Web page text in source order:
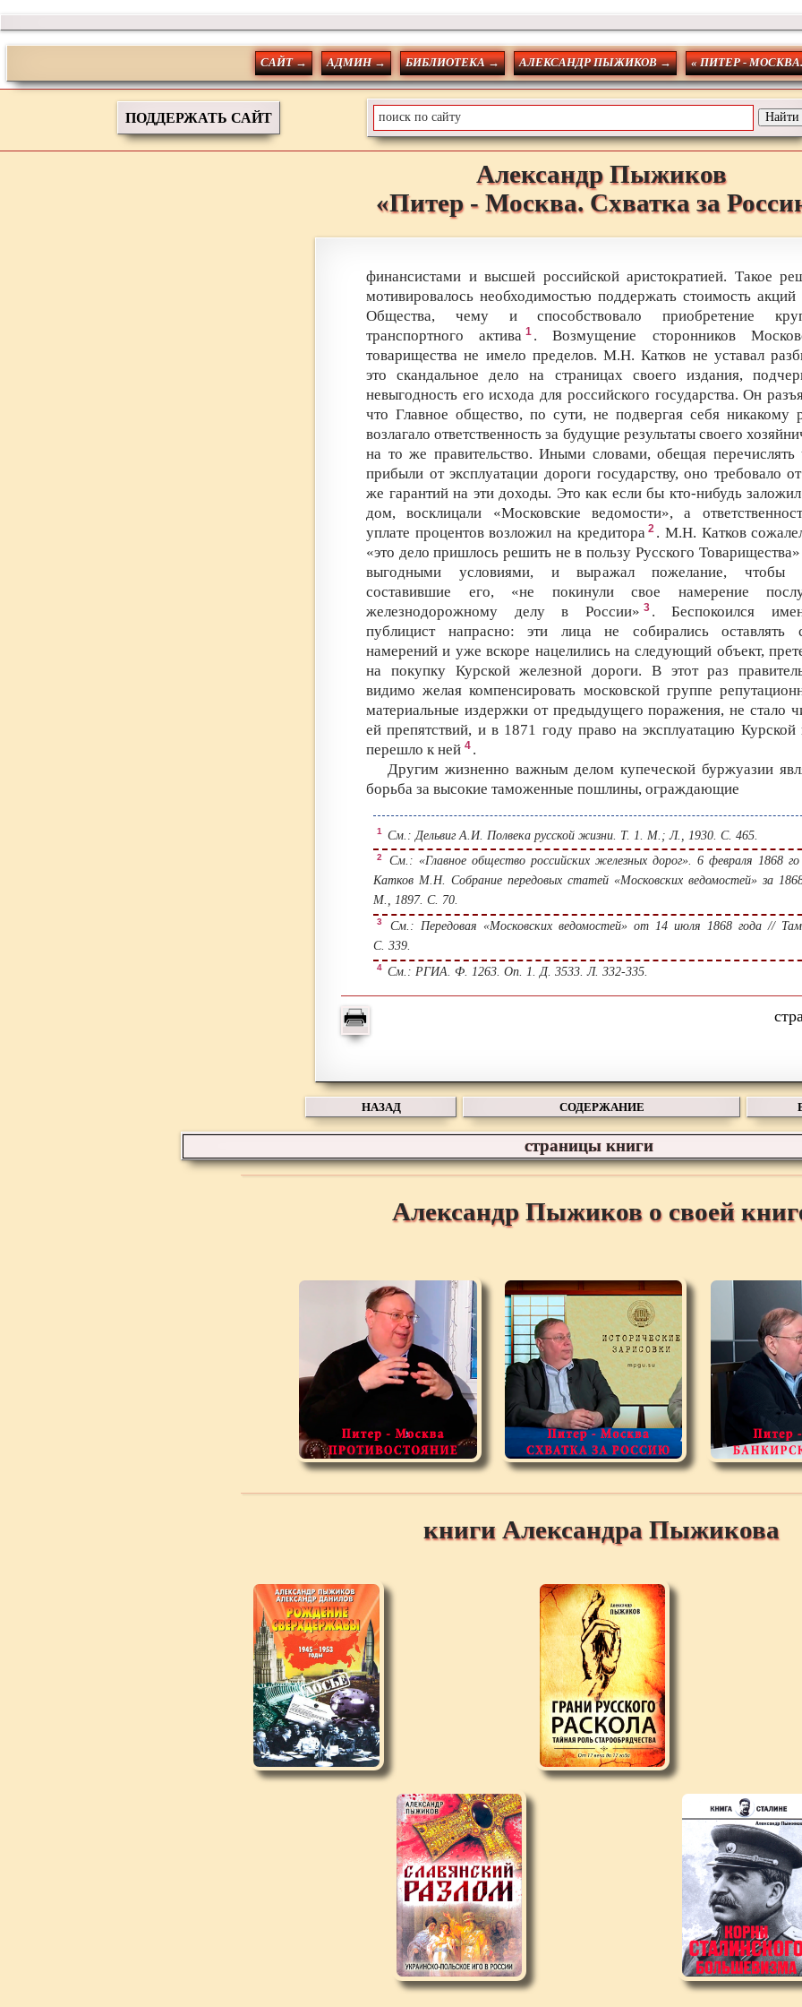
САЙТ → АДМИН → БИБЛИОТЕКА → АЛЕКСАНДР ПЫЖИКОВ → « ПИТЕР -
ПОДДЕРЖАТЬ САЙТ
Александр Пыжиков
«Питер - Москва. Схватка за
финансистами и высшей российской аристократией. Такое
мотивировалось необходимостью поддержать стоимость акций
Общества, чему и способствовало приобретение
транспортного актива 1 . Возмущение сторонников
товарищества не имело пределов. М.Н. Катков не уставал
это скандальное дело на страницах своего издания,
невыгодность его исхода для российского государства. Он
что Главное общество, по сути, не подвергая себя никакому
возлагало ответственность за будущие результаты своего
на то же правительство. Иными словами, обещая перечислять
прибыли от эксплуатации дороги государству, оно требовало
же гарантий на эти доходы. Это как если бы кто-нибудь
дом, восклицали «Московские ведомости», а
уплате процентов возложил на кредитора 2 . М.Н. Катков
«это дело пришлось решить не в пользу Русского Товарищества»
выгодными условиями, и выражал пожелание, чтобы
составившие его, «не покинули свое намерение
железнодорожному делу в России» 3 . Беспокоился
публицист напрасно: эти лица не собирались оставлять
намерений и уже вскоре нацелились на следующий объект,
на покупку Курской железной дороги. В этот раз
видимо желая компенсировать московской группе
материальные издержки от предыдущего поражения, не стало
ей препятствий, и в 1871 году право на эксплуатацию Курской
перешло к ней 4 .
Другим жизненно важным делом купеческой буржуазии
борьба за высокие таможенные пошлины, ограждающие
1 См.: Дельвиг А.И. Полвека русской жизни. Т. 1. М.; Л., 1930. С. 465.
2
См.: «Главное общество российских железных дорог». 6 февраля 1868
Катков М.Н. Собрание передовых статей «Московских ведомостей» за
М., 1897. С. 70.
3
См.: Передовая «Московских ведомостей» от 14 июля 1868 года //
С. 339.
4 См.: РГИА. Ф. 1263. Оп. 1. Д. 3533. Л. 332-335.
НАЗАД СОДЕРЖАНИЕ
страницы книги
Александр Пыжиков о своей
книги Александра Пыжикова